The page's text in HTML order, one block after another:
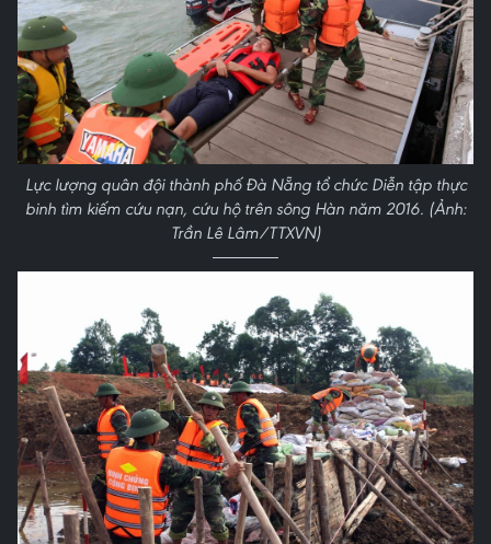
Lực lượng quân đội thành phố Đà Nẵng tổ chức Diễn tập thực
binh tìm kiếm cứu nạn, cứu hộ trên sông Hàn năm 2016. (Ảnh:
Trần Lê Lâm/TTXVN)